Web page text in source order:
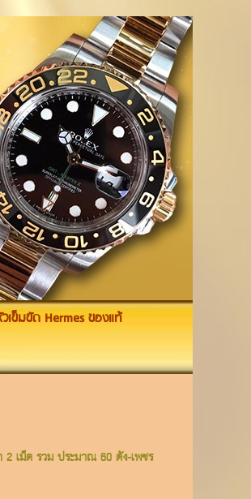
เข็มขัด Hermes ของแท้
2 เม็ด รวม ประมาณ 60 ตัง-เพชร